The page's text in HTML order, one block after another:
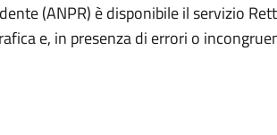
(ANPR) è disponibile il servizio
e, in presenza di errori o